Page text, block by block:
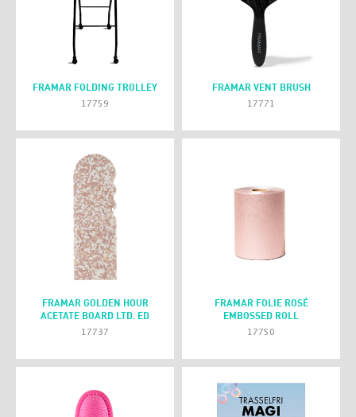
FRAMAR FOLDING TROLLEY
17759
FRAMAR VENT BRUSH
17771
FRAMAR GOLDEN HOUR
ACETATE BOARD LTD. ED
17737
FRAMAR FOLIE ROSÉ
EMBOSSED ROLL
17750